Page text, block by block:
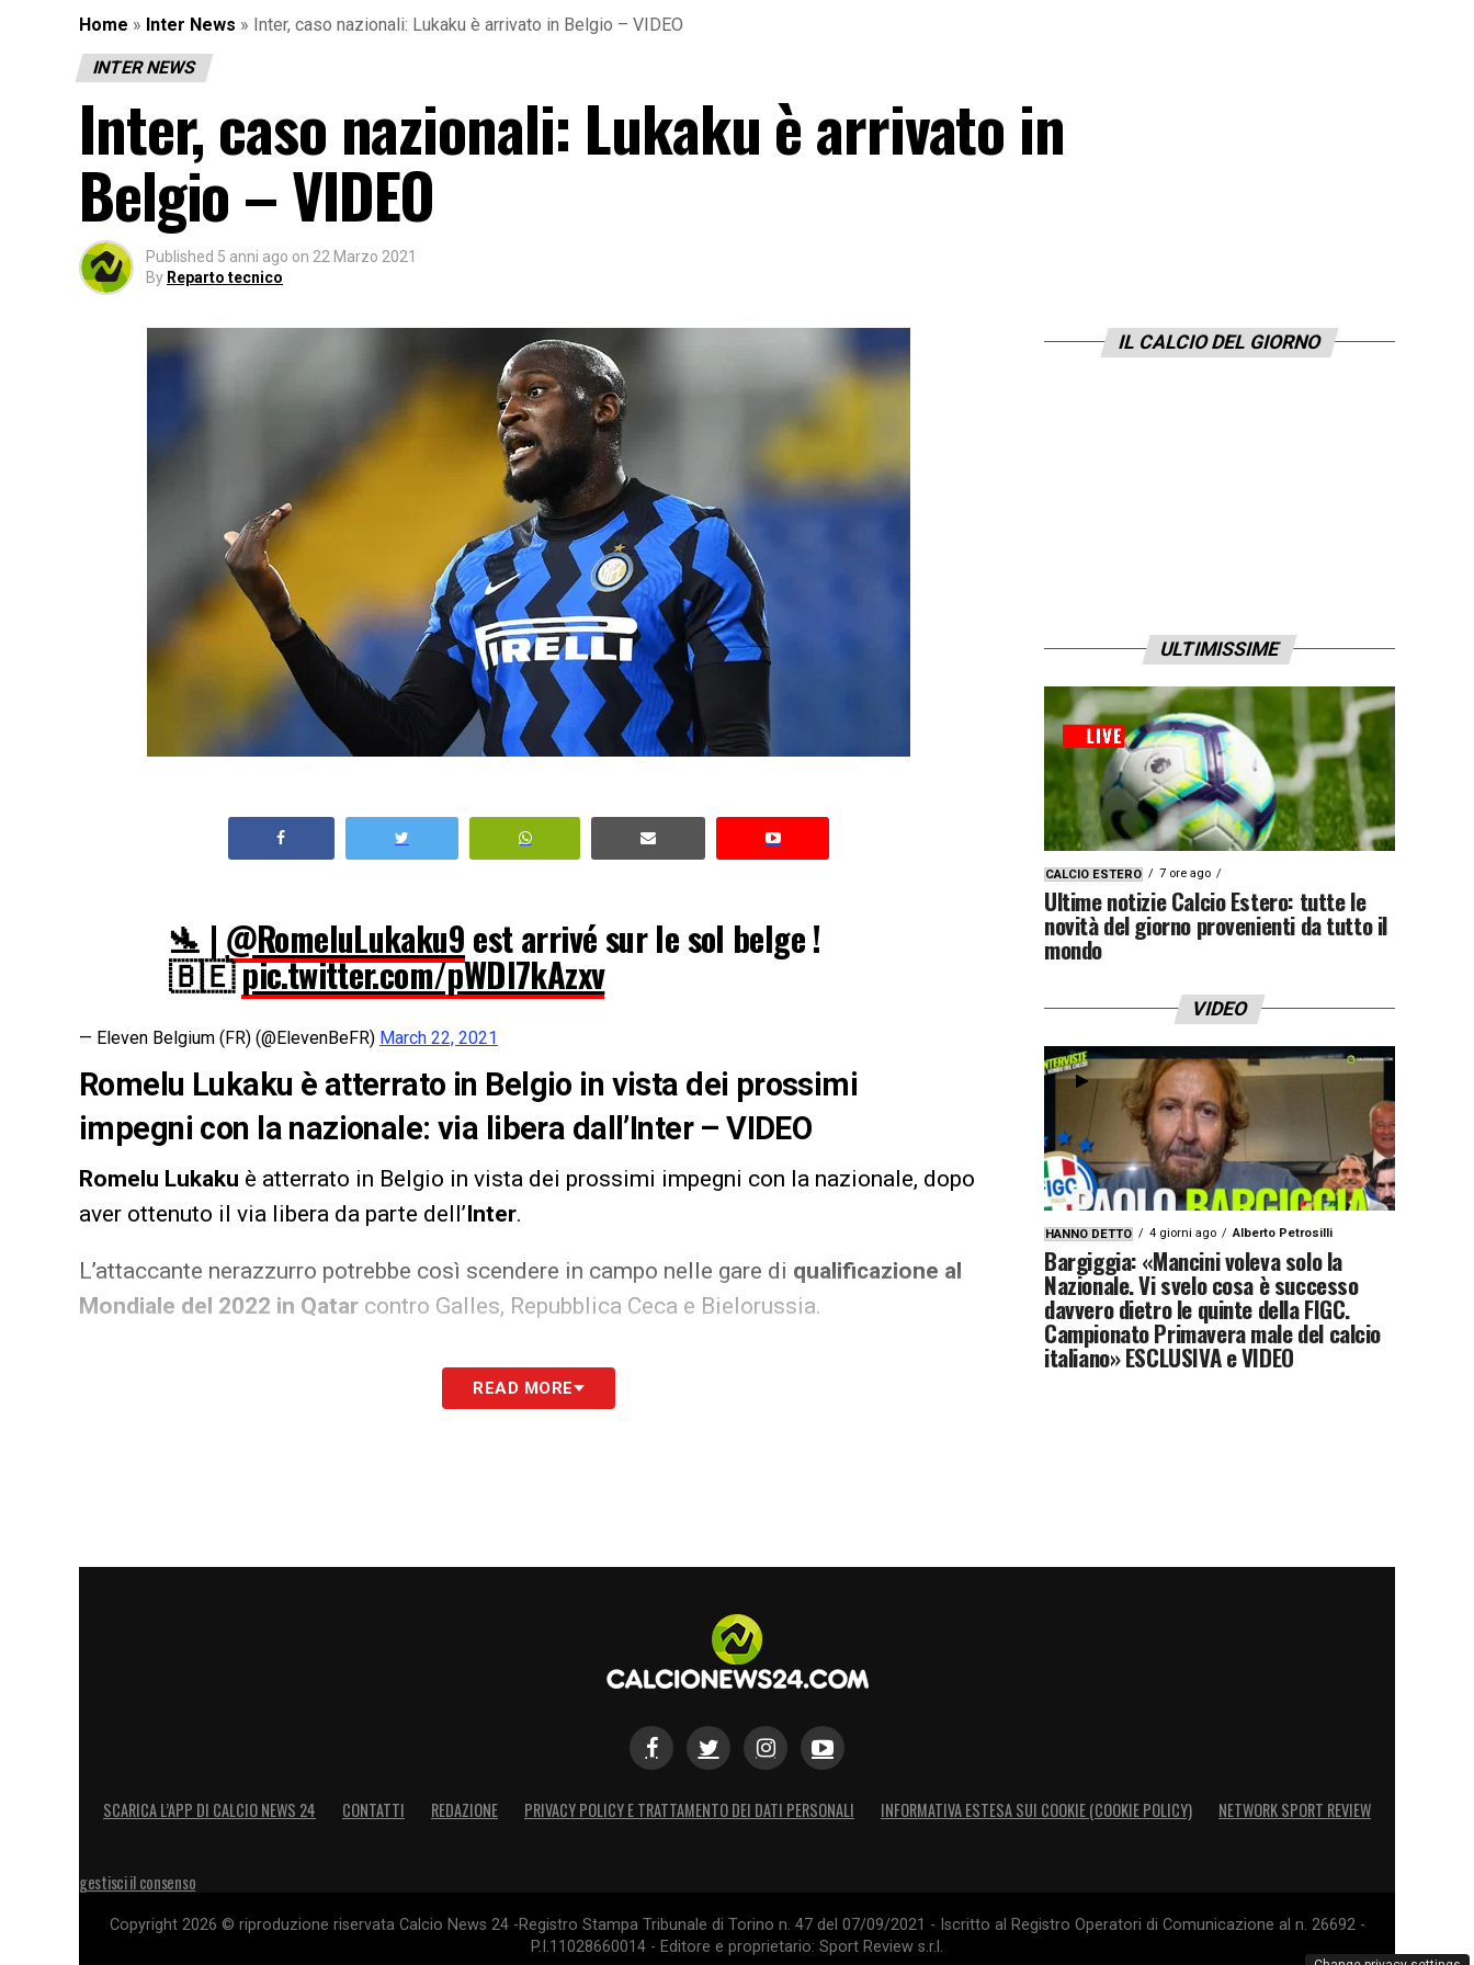
Home » Inter News » Inter, caso nazionali: Lukaku è arrivato in Belgio – VIDEO
INTER NEWS
Inter, caso nazionali: Lukaku è arrivato in
Belgio – VIDEO
Published 5 anni ago on 22 Marzo 2021
By Reparto tecnico
🛬 | @RomeluLukaku9 est arrivé sur le sol belge !
🇧🇪pic.twitter.com/pWDl7kAzxv
— Eleven Belgium (FR) (@ElevenBeFR) March 22, 2021
Romelu Lukaku è atterrato in Belgio in vista dei prossimi
impegni con la nazionale: via libera dall’Inter – VIDEO
Romelu Lukaku è atterrato in Belgio in vista dei prossimi impegni con la nazionale, dopo
aver ottenuto il via libera da parte dell’Inter.
L’attaccante nerazzurro potrebbe così scendere in campo nelle gare di qualificazione al
Mondiale del 2022 in Qatar contro Galles, Repubblica Ceca e Bielorussia.
LA PLAYLIST DELLE NOSTRE TOP NEWS
READ MORE
IL CALCIO DEL GIORNO
ULTIMISSIME
CALCIO ESTERO 7 ore ago
Ultime notizie Calcio Estero: tutte le
novità del giorno provenienti da tutto il
mondo
VIDEO
HANNO DETTO 4 giorni ago Alberto Petrosilli
Bargiggia: «Mancini voleva solo la
Nazionale. Vi svelo cosa è successo
davvero dietro le quinte della FIGC.
Campionato Primavera male del calcio
italiano» ESCLUSIVA e VIDEO
SCARICA L’APP DI CALCIO NEWS 24 CONTATTI REDAZIONE PRIVACY POLICY E TRATTAMENTO DEI DATI PERSONALI INFORMATIVA ESTESA SUI COOKIE (COOKIE POLICY) NETWORK SPORT REVIEW
gestisci il consenso
Copyright 2026 © riproduzione riservata Calcio News 24 -Registro Stampa Tribunale di Torino n. 47 del 07/09/2021 - Iscritto al Registro Operatori di Comunicazione al n. 26692 -
P.I.11028660014 - Editore e proprietario: Sport Review s.r.l.